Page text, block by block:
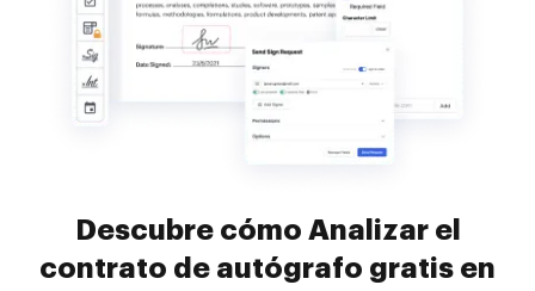
Descubre cómo Analizar el
contrato de autógrafo gratis en